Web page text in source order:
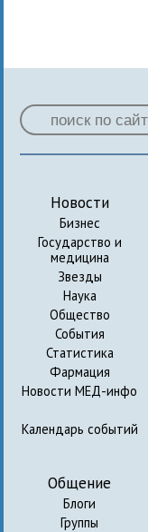
Новости
Бизнес
Государство и
медицина
Звезды
Наука
Общество
События
Статистика
Фармация
Новости МЕД-инфо
Календарь событий
Общение
Блоги
Группы